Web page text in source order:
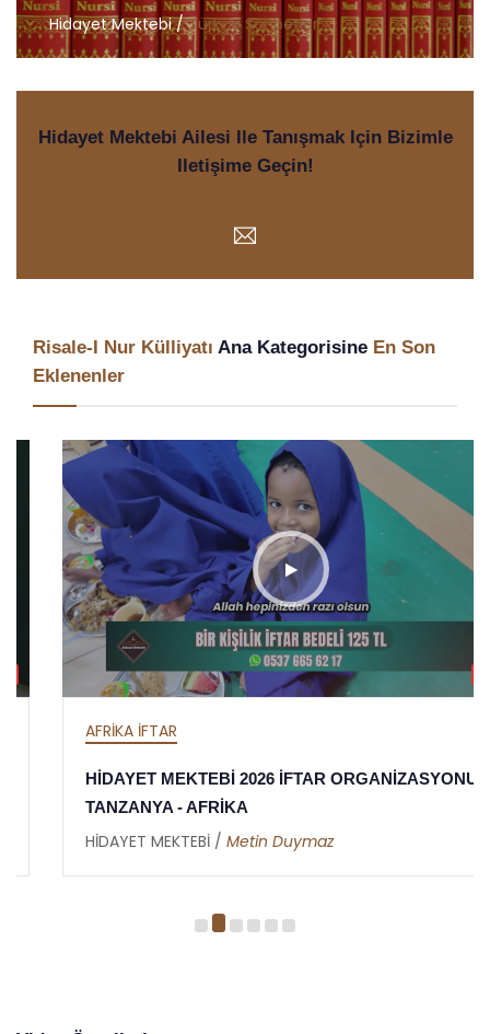
Hidayet Mektebi /Türkçe Sohbetler
Hidayet Mektebi Ailesi Ile Tanışmak Için Bizimle
Iletişime Geçin!
Risale-I Nur Külliyatı Ana Kategorisine En Son
Eklenenler
HD
AFRİKA İFTAR
HİDAYET MEKTEBİ 2026 İFTAR ORGANİZASYONU -
TANZANYA - AFRİKA
HİDAYET MEKTEBİ /Metin Duymaz